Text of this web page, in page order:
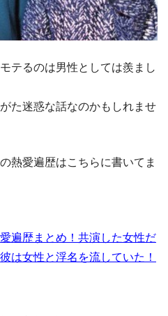
テるのは男性としては羨まし
た迷惑な話なのかもしれませ
熱愛遍歴はこちらに書いてま
遍歴まとめ！共演した女性だ
は女性と浮名を流していた！